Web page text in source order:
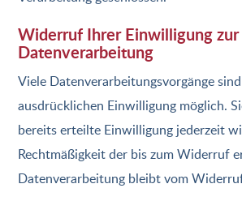
Widerruf Ihrer Einwilligung zur
Datenverarbeitung
Viele Datenverarbeitungsvorgänge
ausdrücklichen Einwilligung möglich.
bereits erteilte Einwilligung jederzeit
Rechtmäßigkeit der bis zum Widerruf
Datenverarbeitung bleibt vom